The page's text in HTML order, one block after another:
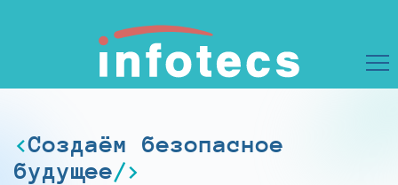
Создаём безопасное
будущее